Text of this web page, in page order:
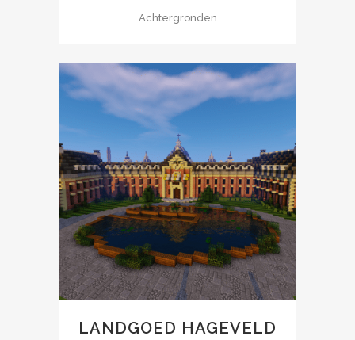
Achtergronden
LANDGOED HAGEVELD